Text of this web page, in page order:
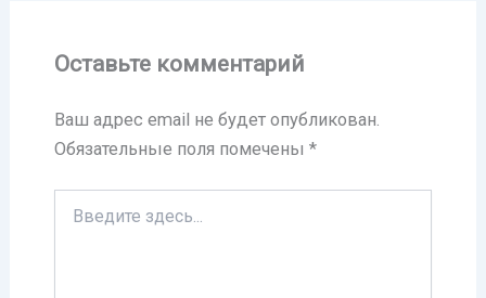
Оставьте комментарий
Ваш адрес email не будет опубликован.
Обязательные поля помечены *
здесь...